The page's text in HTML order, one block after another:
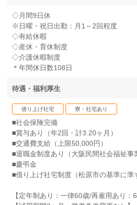
◇月間9日休
※日曜・祝日出勤：月1～2回程度
◇有給休暇
◇産休・育休制度
◇介護休暇制度
＊年間休日数108日
待遇・福利厚生
借り上げ社宅 寮・社宅あり
■社会保険完備
■賞与あり（年2回・計3.20ヶ月）
■交通費支給（上限50,000円）
■退職金制度あり（大阪民間社会福祉事
■慶弔金
■借り上げ社宅制度（松原市の基準に準
【定年制あり：一律60歳/再雇用あり：